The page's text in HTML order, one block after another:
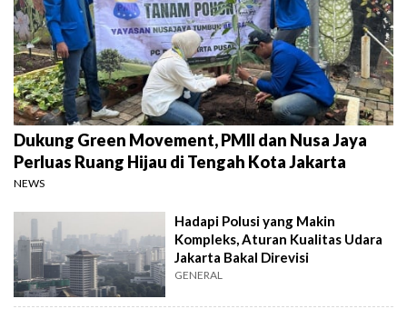
Dukung Green Movement, PMII dan Nusa Jaya
Perluas Ruang Hijau di Tengah Kota Jakarta
NEWS
Hadapi Polusi yang Makin
Kompleks, Aturan Kualitas Udara
Jakarta Bakal Direvisi
GENERAL